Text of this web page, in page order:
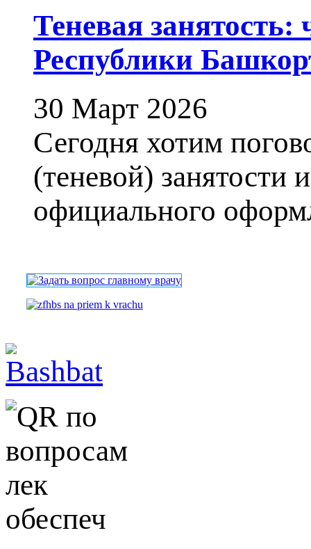
Теневая занятость:
Республики
30 Март 2026
Сегодня хотим
(теневой) занятости
официального